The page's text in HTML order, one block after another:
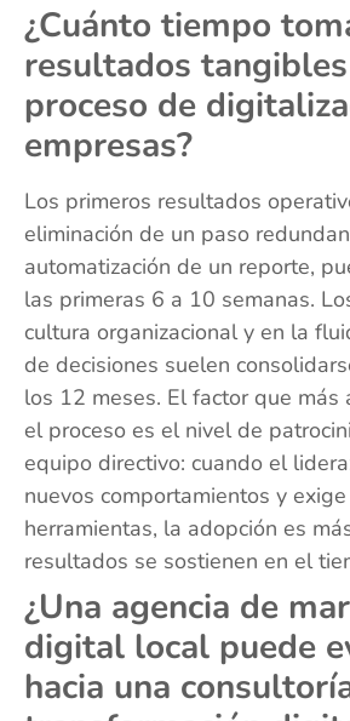
¿Cuánto tiempo
resultados
proceso de
empresas?
Los primeros resultados
eliminación de un paso
automatización de un reporte,
las primeras 6 a 10 semanas.
cultura organizacional y en la
de decisiones suelen
los 12 meses. El factor que más
el proceso es el nivel de
equipo directivo: cuando el
nuevos comportamientos y
herramientas, la adopción es
resultados se sostienen en el
¿Una agencia de
digital local puede
hacia una